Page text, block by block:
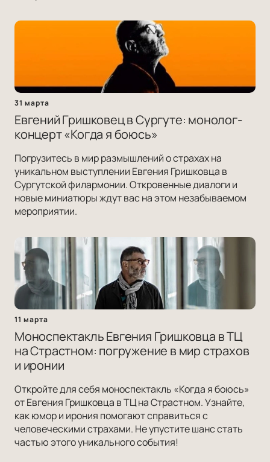
31 марта
Евгений Гришковец в Сургуте: монолог-
концерт «Когда я боюсь»
Погрузитесь в мир размышлений о страхах на
уникальном выступлении Евгения Гришковца в
Сургутской филармонии. Откровенные диалоги и
новые миниатюры ждут вас на этом незабываемом
мероприятии.
11 марта
Моноспектакль Евгения Гришковца в ТЦ
на Страстном: погружение в мир страхов
и иронии
Откройте для себя моноспектакль «Когда я боюсь»
от Евгения Гришковца в ТЦ на Страстном. Узнайте,
как юмор и ирония помогают справиться с
человеческими страхами. Не упустите шанс стать
частью этого уникального события!